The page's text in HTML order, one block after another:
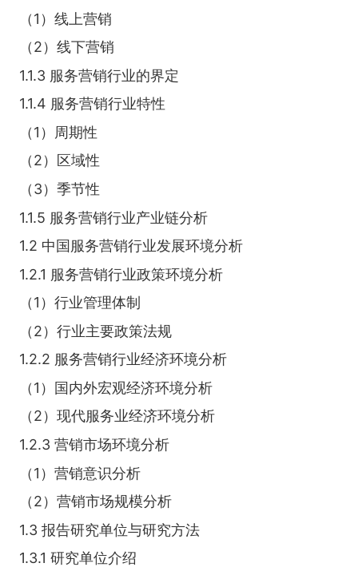
（1）线上营销
（2）线下营销
1.1.3 服务营销行业的界定
1.1.4 服务营销行业特性
（1）周期性
（2）区域性
（3）季节性
1.1.5 服务营销行业产业链分析
1.2 中国服务营销行业发展环境分析
1.2.1 服务营销行业政策环境分析
（1）行业管理体制
（2）行业主要政策法规
1.2.2 服务营销行业经济环境分析
（1）国内外宏观经济环境分析
（2）现代服务业经济环境分析
1.2.3 营销市场环境分析
（1）营销意识分析
（2）营销市场规模分析
1.3 报告研究单位与研究方法
1.3.1 研究单位介绍